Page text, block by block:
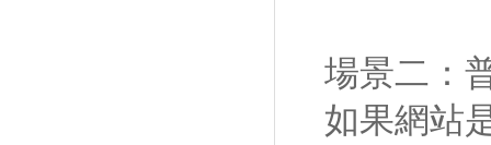
場景二：
如果網站